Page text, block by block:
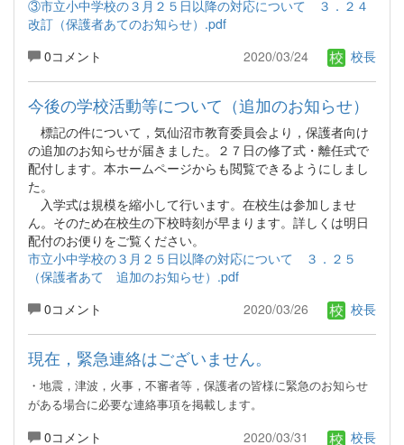
③市立小中学校の３月２５日以降の対応について ３．２４
改訂（保護者あてのお知らせ）.pdf
0コメント
2020/03/24 校長
今後の学校活動等について（追加のお知らせ）
標記の件について，気仙沼市教育委員会より，保護者向け
の追加のお知らせが届きました。２７日の修了式・離任式で
配付します。本ホームページからも閲覧できるようにしまし
た。
入学式は規模を縮小して行います。在校生は参加しませ
ん。そのため在校生の下校時刻が早まります。詳しくは明日
配付のお便りをご覧ください。
市立小中学校の３月２５日以降の対応について ３．２５
（保護者あて 追加のお知らせ）.pdf
0コメント
2020/03/26 校長
現在，緊急連絡はございません。
・地震，津波，火事，不審者等，保護者の皆様に緊急のお知らせ
がある場合に必要な連絡事項を掲載します。
0コメント 2020/03/31 校長